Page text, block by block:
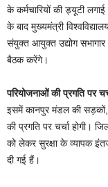
के कर्मचारियों की ड्यूटी
के बाद मुख्यमंत्री
संयुक्त आयुक्त उद्योग सभागार
बैठक करेंगे।
परियोजनाओं की प्रगति पर
इसमें कानपुर मंडल की सड़कों,
की प्रगति पर चर्चा होगी।
को लेकर सुरक्षा के व्यापक
दी गई हैं।